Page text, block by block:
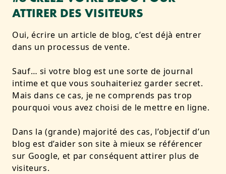
ATTIRER DES VISITEURS
Oui, écrire un article de blog, c’est déjà entrer
dans un processus de vente.
Sauf… si votre blog est une sorte de journal
intime et que vous souhaiteriez garder secret.
Mais dans ce cas, je ne comprends pas trop
pourquoi vous avez choisi de le mettre en ligne.
Dans la (grande) majorité des cas, l’objectif d’un
blog est d’aider son site à mieux se référencer
sur Google, et par conséquent attirer plus de
visiteurs.